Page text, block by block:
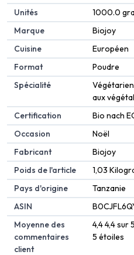
Unités
‎1000.0
Marque
‎Biojoy
Cuisine
‎Européen
Format
‎Poudre
Spécialité
aux
Certification
‎‎Bio nach
Occasion
‎Noël
Fabricant
‎Biojoy
Poids de l'article
‎1,03
Pays d'origine
‎Tanzanie
ASIN
Moyenne des
commentaires
client
4,4 4,4 sur
5 étoiles